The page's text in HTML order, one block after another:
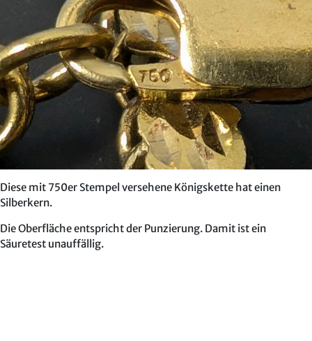
Diese mit 750er Stempel versehene Königskette hat einen
Silberkern.
Die Oberfläche entspricht der Punzierung. Damit ist ein
Säuretest unauffällig.